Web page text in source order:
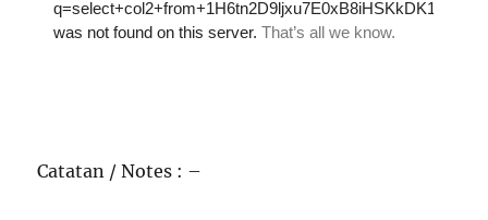
Catatan / Notes : –